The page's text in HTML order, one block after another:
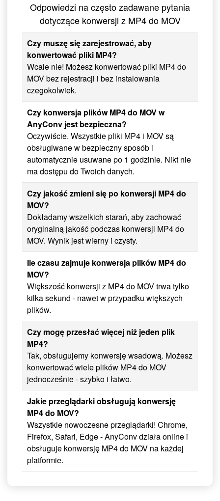
Odpowiedzi na często zadawane pytania
dotyczące konwersji z MP4 do MOV
Czy muszę się zarejestrować, aby
konwertować pliki MP4?
Wcale nie! Możesz konwertować pliki MP4 do
MOV bez rejestracji i bez instalowania
czegokolwiek.
Czy konwersja plików MP4 do MOV w
AnyConv jest bezpieczna?
Oczywiście. Wszystkie pliki MP4 i MOV są
obsługiwane w bezpieczny sposób i
automatycznie usuwane po 1 godzinie. Nikt nie
ma dostępu do Twoich danych.
Czy jakość zmieni się po konwersji MP4 do
MOV?
Dokładamy wszelkich starań, aby zachować
oryginalną jakość podczas konwersji MP4 do
MOV. Wynik jest wierny i czysty.
Ile czasu zajmuje konwersja plików MP4 do
MOV?
Większość konwersji z MP4 do MOV trwa tylko
kilka sekund - nawet w przypadku większych
plików.
Czy mogę przesłać więcej niż jeden plik
MP4?
Tak, obsługujemy konwersję wsadową. Możesz
konwertować wiele plików MP4 do MOV
jednocześnie - szybko i łatwo.
Jakie przeglądarki obsługują konwersję
MP4 do MOV?
Wszystkie nowoczesne przeglądarki! Chrome,
Firefox, Safari, Edge - AnyConv działa online i
obsługuje konwersję MP4 do MOV na każdej
platformie.